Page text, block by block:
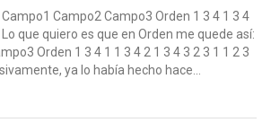
Campo2 Campo3 Orden 1 3 4 1 3 4
Lo que quiero es que en Orden me quede así:
Orden 1 3 4 1 1 3 4 2 1 3 4 3 2 3 1 1 2 3
ya lo había hecho hace...